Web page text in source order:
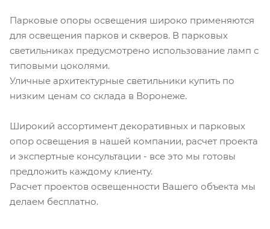
Парковые опоры освещения широко применяются
для освещения парков и скверов. В парковых
светильниках предусмотрено использование ламп с
типовыми цоколями.
Уличные архитектурные светильники купить по
низким ценам со склада в Воронеже.
Широкий ассортимент декоративных и парковых
опор освещения в нашей компании, расчет проекта
и экспертные консультации - все это мы готовы
предложить каждому клиенту.
Расчет проектов освещенности Вашего объекта мы
делаем бесплатно.